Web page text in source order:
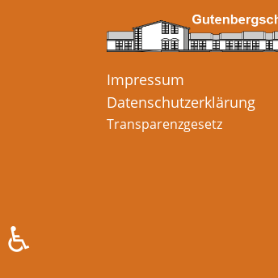
Impressum
Datenschutzerklärung
Transparenzgesetz